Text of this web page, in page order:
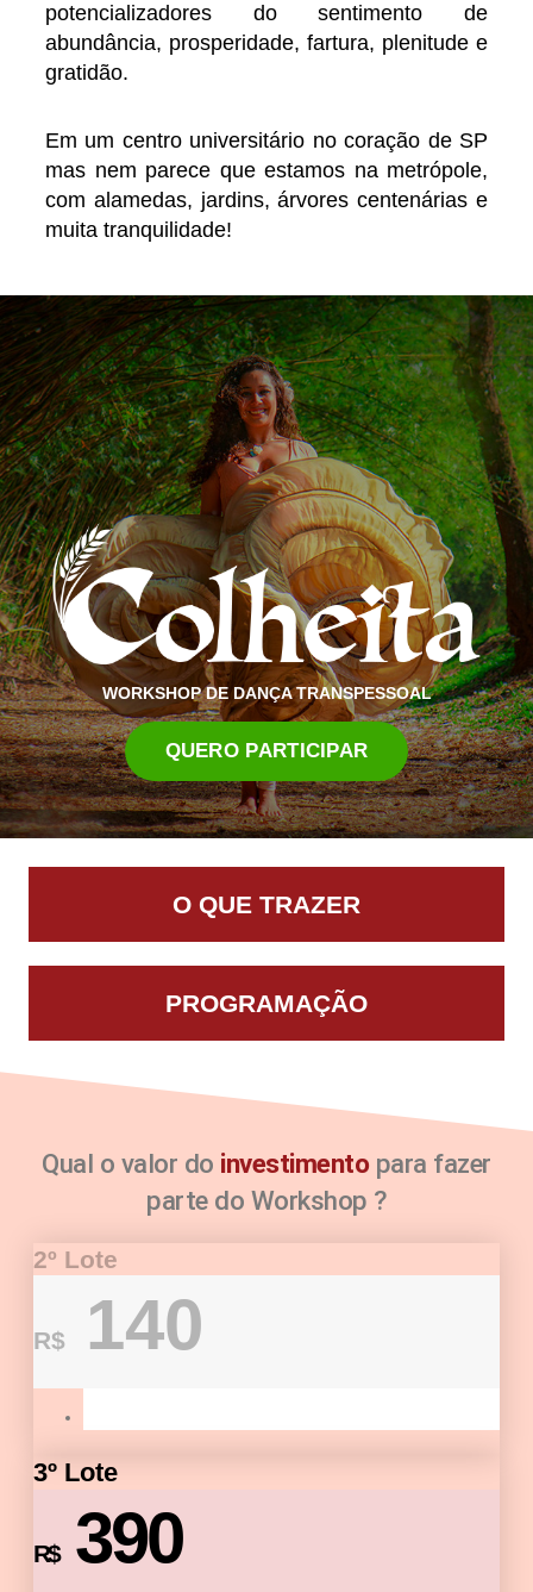
potencializadores do sentimento de
abundância, prosperidade, fartura, plenitude e
gratidão.
Em um centro universitário no coração de SP
mas nem parece que estamos na metrópole,
com alamedas, jardins, árvores centenárias e
muita tranquilidade!
WORKSHOP DE DANÇA TRANSPESSOAL
QUERO PARTICIPAR
O QUE TRAZER
PROGRAMAÇÃO
Qual o valor do investimento para fazer
parte do Workshop ?
2º Lote
R$ 140
3º Lote
R$ 390